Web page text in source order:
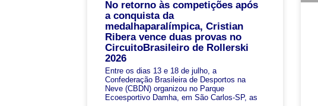
No retorno às competições após
a conquista da
medalhaparalímpica, Cristian
Ribera vence duas provas no
CircuitoBrasileiro de Rollerski
2026
Entre os dias 13 e 18 de julho, a
Confederação Brasileira de Desportos na
Neve (CBDN) organizou no Parque
Ecoesportivo Damha, em São Carlos-SP, as